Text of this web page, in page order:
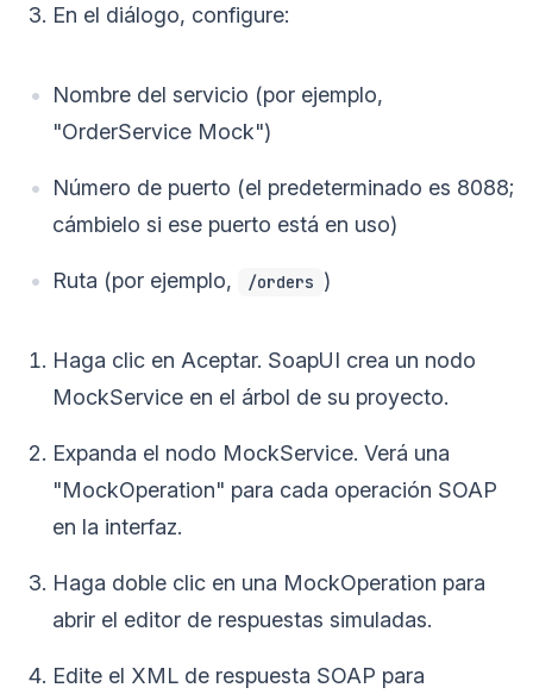
En el diálogo, configure:
Nombre del servicio (por ejemplo,
"OrderService Mock")
Número de puerto (el predeterminado es 8088;
cámbielo si ese puerto está en uso)
Ruta (por ejemplo, /orders )
Haga clic en Aceptar. SoapUI crea un nodo
MockService en el árbol de su proyecto.
Expanda el nodo MockService. Verá una
"MockOperation" para cada operación SOAP
en la interfaz.
Haga doble clic en una MockOperation para
abrir el editor de respuestas simuladas.
Edite el XML de respuesta SOAP para